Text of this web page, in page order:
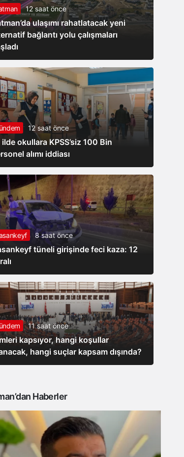
12 saat önce
ulaşımı rahatlatacak yeni
bağlantı yolu çalışmaları
12 saat önce
ilde okullara KPSS’siz 100 Bin
alımı iddiası
8 saat önce
tüneli girişinde feci kaza: 12
11 saat önce
kapsıyor, hangi koşullar
hangi suçlar kapsam dışında?
Haberler